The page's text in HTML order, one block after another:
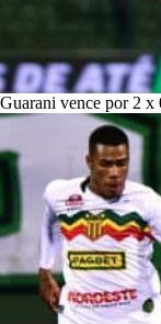
Guarani vence por 2 x